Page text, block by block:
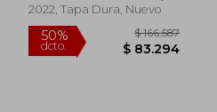
2022, Tapa Dura, Nuevo